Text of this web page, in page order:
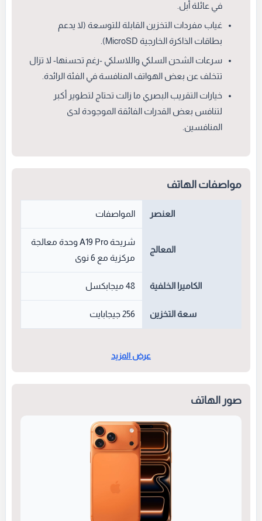
في عائلة أبل.
غياب مفردات التخزين القابلة للتوسعة (لا يدعم
بطاقات الذاكرة الخارجية MicroSD).
سرعات الشحن السلكي واللاسلكي -رغم تحسنها- لا تزال
تتخلف عن بعض الهواتف المنافسة في الفئة الرائدة.
خيارات التقريب البصري ما زالت تحتاج لتطوير أكبر
لتنافس بعض القدرات الفائقة الموجودة لدى
المنافسين.
مواصفات الهاتف
العنصر المواصفات
المعالج
شريحة A19 Pro وحدة معالجة
مركزية مع 6 نوى
الكاميرا الخلفية 48 ميجابكسل
سعة التخزين 256 جيجابايت
عرض المزيد
صور الهاتف